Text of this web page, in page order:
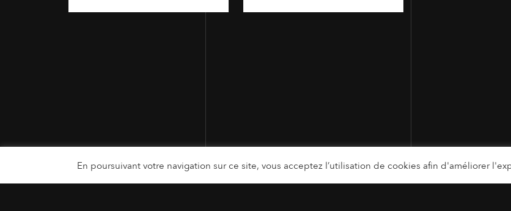
En poursuivant votre navigation sur ce site, vous acceptez l’utilisation de cookies afin d'améliorer